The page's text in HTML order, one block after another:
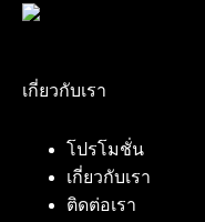
เกี่ยวกับเรา
โปรโมชั่น
เกี่ยวกับเรา
ติดต่อเรา